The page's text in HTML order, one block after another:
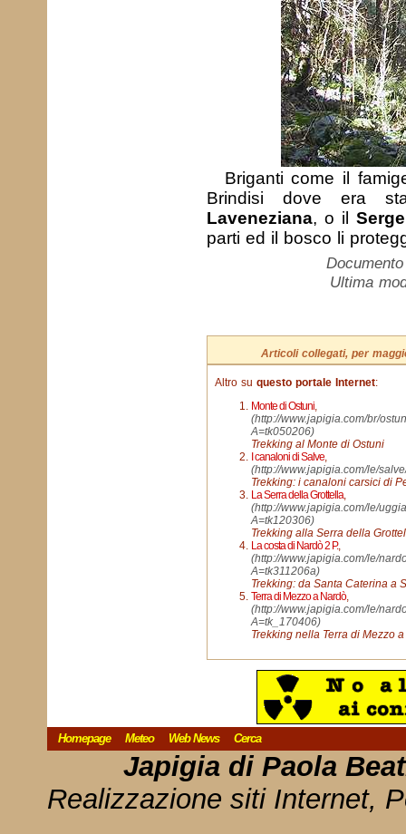
Briganti come il
Brindisi dove era
Laveneziana, o il
parti ed il bosco li
Ultima
Articoli collegati, per
Altro su questo portale Internet:
Monte di Ostuni,
(http://www.japigia.com/br/
A=tk050206)
Trekking al Monte di Ostuni
I canaloni di Salve,
(http://www.japigia.com/le/
Trekking: i canaloni carsici di
La Serra della Grottella,
(http://www.japigia.com/le/
A=tk120306)
Trekking alla Serra della
La costa di Nardò 2 P.,
(http://www.japigia.com/le/
A=tk311206a)
Trekking: da Santa Caterina a
Terra di Mezzo a Nardò,
(http://www.japigia.com/le/
A=tk_170406)
Trekking nella Terra di Mezzo
Homepage Meteo Web News Cerca
Japigia di Paola
Realizzazione siti Internet,